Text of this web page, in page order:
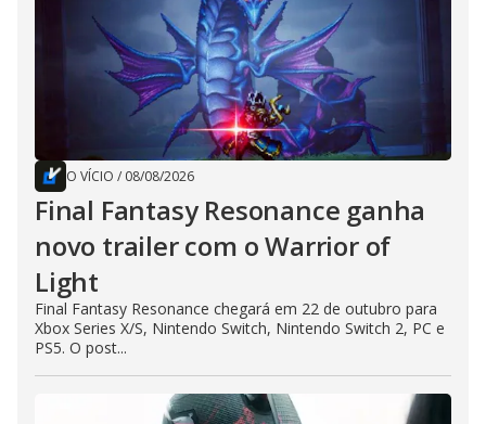
O VÍCIO / 08/08/2026
Final Fantasy Resonance ganha
novo trailer com o Warrior of
Light
Final Fantasy Resonance chegará em 22 de outubro para
Xbox Series X/S, Nintendo Switch, Nintendo Switch 2, PC e
PS5. O post...